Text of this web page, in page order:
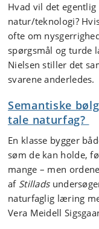
Hvad vil det
natur/teknologi?
ofte om
spørgsmål og turde
Nielsen stiller det
svarene anderledes.
Semantiske
tale naturfag?
En klasse bygger
søm de kan holde,
mange – men
af Stillads
naturfaglig læring
Vera Meidell